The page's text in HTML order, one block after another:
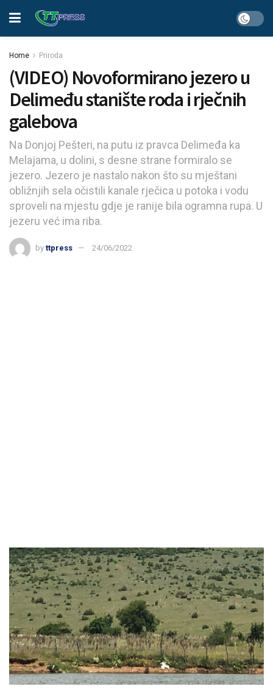
Home Priroda
(VIDEO) Novoformirano jezero u
Delimeđu stanište roda i rječnih
galebova
Na Donjoj Pešteri, na putu iz pravca Delimeđa ka
Melajama, u dolini, s desne strane formiralo se
jezero. Jezero je nastalo nakon što su mještani
obližnjih sela očistili kanale rječica u potoka i vodu
sproveli na mjestu gdje je ranije bila ogramna rupa. U
jezeru već ima riba.
by ttpress 24/06/2022